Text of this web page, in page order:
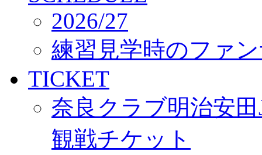
2026/27
練習見学時のファ
TICKET
奈良クラブ明治安
観戦チケット